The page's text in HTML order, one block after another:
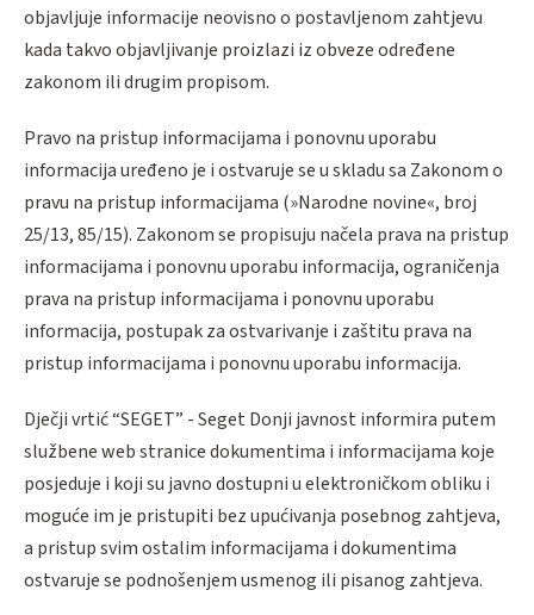
objavljuje informacije neovisno o postavljenom zahtjevu
kada takvo objavljivanje proizlazi iz obveze određene
zakonom ili drugim propisom.
Pravo na pristup informacijama i ponovnu uporabu
informacija uređeno je i ostvaruje se u skladu sa Zakonom o
pravu na pristup informacijama (»Narodne novine«, broj
25/13, 85/15). Zakonom se propisuju načela prava na pristup
informacijama i ponovnu uporabu informacija, ograničenja
prava na pristup informacijama i ponovnu uporabu
informacija, postupak za ostvarivanje i zaštitu prava na
pristup informacijama i ponovnu uporabu informacija.
Dječji vrtić “SEGET” - Seget Donji javnost informira putem
službene web stranice dokumentima i informacijama koje
posjeduje i koji su javno dostupni u elektroničkom obliku i
moguće im je pristupiti bez upućivanja posebnog zahtjeva,
a pristup svim ostalim informacijama i dokumentima
ostvaruje se podnošenjem usmenog ili pisanog zahtjeva.